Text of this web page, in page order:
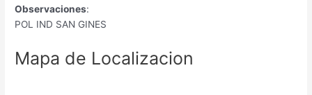
Observaciones:
POL IND SAN GINES
Mapa de Localizacion